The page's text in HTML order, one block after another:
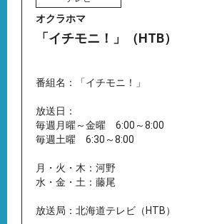
オクラホマ
「イチモニ！」（HTB）
番組名：「イチモニ！」
放送日：
毎週月曜～金曜 6:00～8:00
毎週土曜 6:30～8:00
月・火・木：河野
水・金・土：藤尾
放送局：北海道テレビ（HTB）